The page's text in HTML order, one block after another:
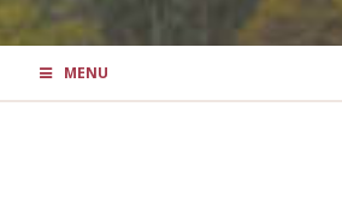
MENU